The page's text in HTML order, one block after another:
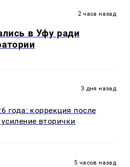
2 часа назад
в Уфу ради
3 дня назад
года: коррекция после
вторички
5 часов назад